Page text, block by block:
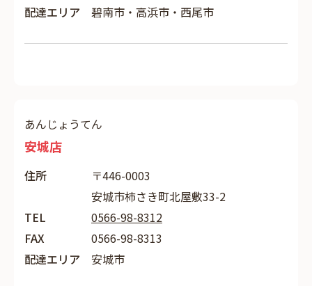
配達エリア
碧南市・高浜市・西尾市
あんじょうてん
安城店
住所
〒446-0003
安城市柿さき町北屋敷33-2
TEL
0566-98-8312
FAX
0566-98-8313
配達エリア
安城市